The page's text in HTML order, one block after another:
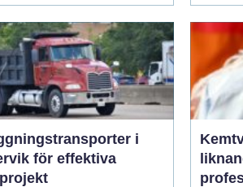
i
för effektiva